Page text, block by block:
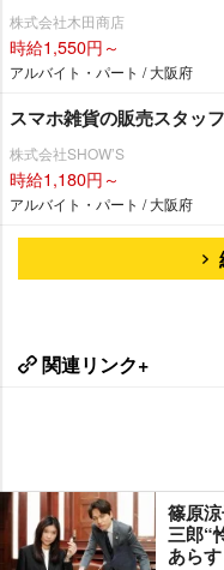
株式会社木田商店
時給1,550円～
アルバイト・パート / 大阪府
スマホ雑貨の販売スタッフ
株式会社SHOW’S
時給1,180円～
アルバイト・パート / 大阪府
関連リンク+
篠原
三郎“
あら